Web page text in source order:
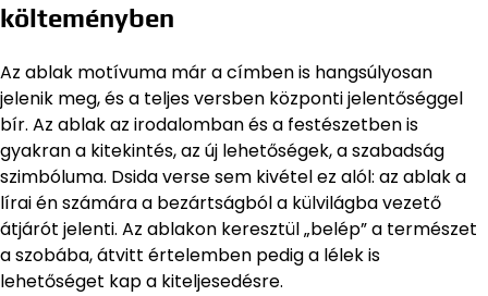
költeményben
Az ablak motívuma már a címben is hangsúlyosan
jelenik meg, és a teljes versben központi jelentőséggel
bír. Az ablak az irodalomban és a festészetben is
gyakran a kitekintés, az új lehetőségek, a szabadság
szimbóluma. Dsida verse sem kivétel ez alól: az ablak a
lírai én számára a bezártságból a külvilágba vezető
átjárót jelenti. Az ablakon keresztül „belép” a természet
a szobába, átvitt értelemben pedig a lélek is
lehetőséget kap a kiteljesedésre.